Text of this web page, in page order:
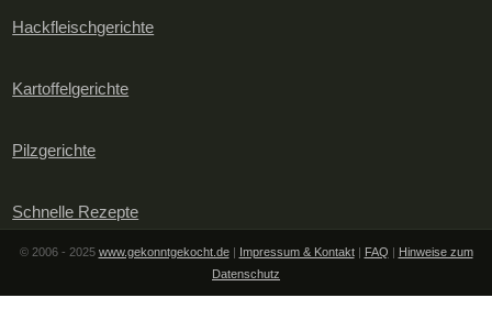
Hackfleischgerichte
Kartoffelgerichte
Pilzgerichte
Schnelle Rezepte
© 2006 - 2025 www.gekonntgekocht.de| Impressum & Kontakt| FAQ | Hinweise zum
Datenschutz